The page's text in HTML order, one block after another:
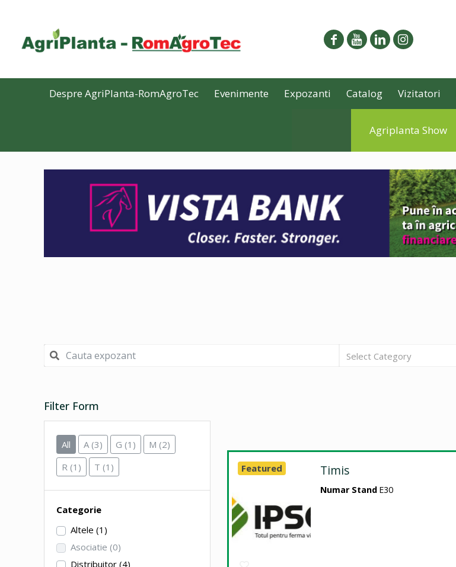
Despre AgriPlanta-RomAgroTec Evenimente Expozanti Catalog Vizitatori
Agriplanta Show
Select Category
Filter Form
All A (3) G (1) M (2)
R (1) T (1)
Categorie
Altele(1)
Asociatie (0)
Distribuitor(4)
Timis
Numar Stand E30
Featured